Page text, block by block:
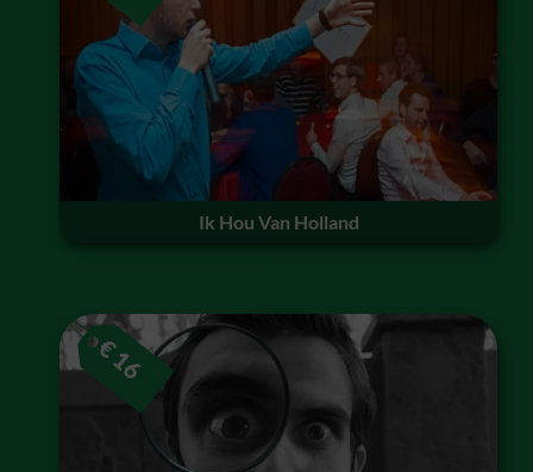
Ik Hou Van Holland
€
16